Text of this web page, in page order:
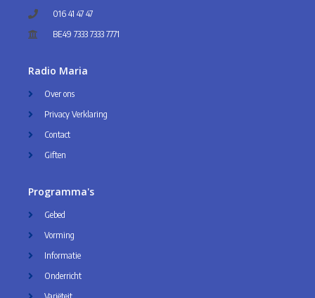
016 41 47 47
BE49 7333 7333 7771
Radio Maria
Over ons
Privacy Verklaring
Contact
Giften
Programma's
Gebed
Vorming
Informatie
Onderricht